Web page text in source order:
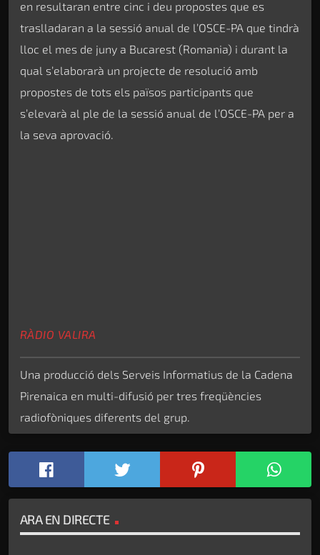
en resultaran entre cinc i deu propostes que es
traslladaran a la sessió anual de l’OSCE-PA que tindrà
lloc el mes de juny a Bucarest (Romania) i durant la
qual s’elaborarà un projecte de resolució amb
propostes de tots els països participants que
s’elevarà al ple de la sessió anual de l’OSCE-PA per a
la seva aprovació.
RÀDIO VALIRA
Una producció dels Serveis Informatius de la Cadena
Pirenaica en multi-difusió per tres freqüències
radiofòniques diferents del grup.
ARA EN DIRECTE